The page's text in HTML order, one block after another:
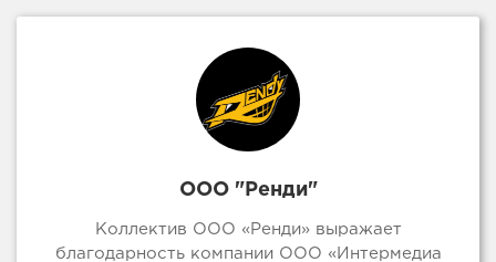
ООО "Ренди"
Коллектив ООО «Ренди» выражает
благодарность компании ООО «Интермедиа